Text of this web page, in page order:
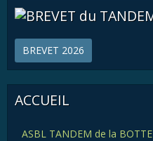
BREVET 2026
ACCUEIL
ASBL TANDEM de la BOTTE